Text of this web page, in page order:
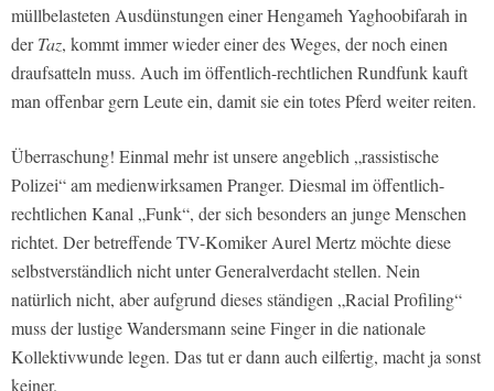
müllbelasteten Ausdünstungen einer Hengameh Yaghoobifarah in
derTaz, kommt immer wieder einer des Weges, der noch einen
draufsatteln muss. Auch im öffentlich-rechtlichen Rundfunk kauft
man offenbar gern Leute ein, damit sie ein totes Pferd weiter reiten.
Überraschung! Einmal mehr ist unsere angeblich „rassistische
Polizei“ am medienwirksamen Pranger. Diesmal im öffentlich-
rechtlichen Kanal „Funk“, der sich besonders an junge Menschen
richtet. Der betreffende TV-Komiker Aurel Mertz möchte diese
selbstverständlich nicht unter Generalverdacht stellen. Nein
natürlich nicht, aber aufgrund dieses ständigen „Racial Profiling“
muss der lustige Wandersmann seine Finger in die nationale
Kollektivwunde legen. Das tut er dann auch eilfertig, macht ja sonst
keiner.